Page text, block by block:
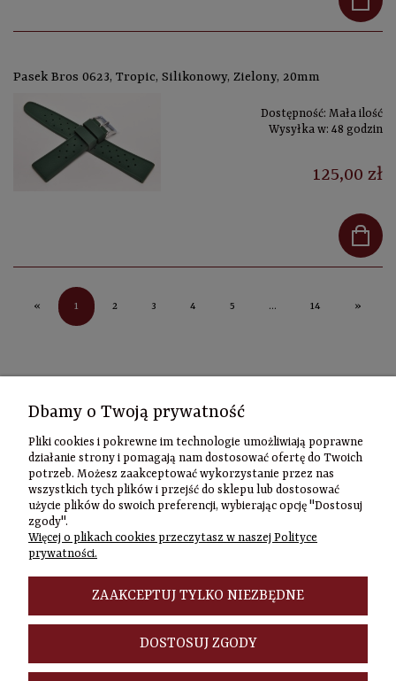
Pasek Bros 0623, Tropic, Silikonowy, Zielony, 20mm
Dostępność: Mała ilość
Wysyłka w: 48 godzin
125,00 zł
« 1 2 3 4 5 ... 14 »
Szybki
kontakt
Zamówienia
al. Jana Pawła
00-148
Dbamy o Twoją prywatność
Pliki cookies i pokrewne im technologie umożliwiają poprawne
działanie strony i pomagają nam dostosować ofertę do Twoich
potrzeb. Możesz zaakceptować wykorzystanie przez nas
wszystkich tych plików i przejść do sklepu lub dostosować
użycie plików do swoich preferencji, wybierając opcję "Dostosuj
zgody".
Więcej o plikach cookies przeczytasz w naszej Polityce
prywatności.
ZAAKCEPTUJ TYLKO NIEZBĘDNE
DOSTOSUJ ZGODY